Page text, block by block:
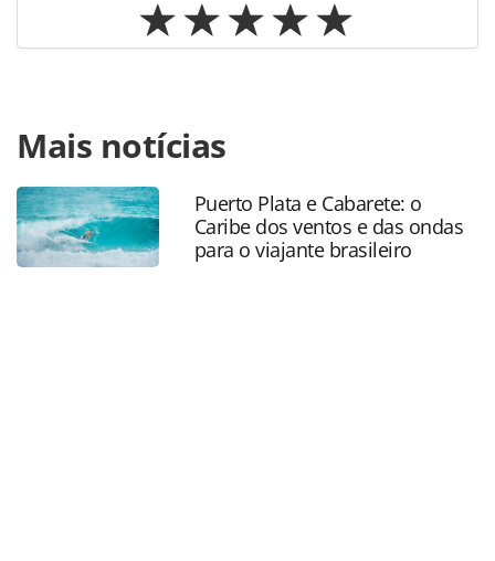
https://www.panrotas.com.br/hotelaria/investimentos/
rock-punta-cana-renovado-veja-fotos-dos-novos-quartos-
e-restaurantes_218279.html ou as ferramentas oferecidas
na página. Todo o conteúdo produzido pela PANROTAS
Editora é protegido pela legislação brasileira sobre direito
autoral. Não reproduza o conteúdo sem autorização da
Mais notícias
Puerto Plata e Cabarete: o
Caribe dos ventos e das ondas
para o viajante brasileiro